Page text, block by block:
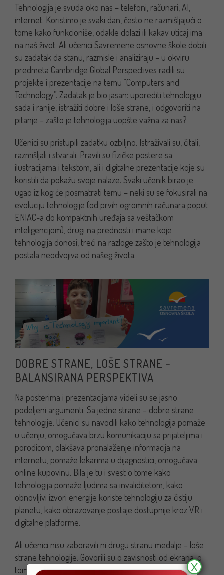
Tehnologija je svuda oko nas – telefoni, računari, AI,
internet. Koristimo je svaki dan, često ne razmišljajući o
tome kako funkcioniše, odakle dolazi ili kakav uticaj ima
na naš život. Ali učenici Savremene osnovne škole dobili
su zadatak da stanu, razmisle i analiziraju – u okviru
predmeta Cambridge Global Perspectives radili su
projekte i prezentacije na temu “Computers and
Technology”. Zadatak je bio jasan: uporediti tehnologiju
sada i ranije, istražiti dobre i loše strane, i odgovoriti na
pitanje – zašto je tehnologija uopšte važna za nas?
Učenici su pristupili zadatku ozbiljno. Istraživali su, čitali,
razmišljali i stvarali. Pravili su fizičke postere sa
ilustracijama i tekstom, ali i digitalne prezentacije koje su
koristili da pokažu svoje nalaze. Svaki učenik birao je
ugao iz kog će posmatrati temu – neki su se fokusirali na
evoluciju tehnologije (od prvih ogromnih računara poput
ENIAC-a do kompaktnih uređaja sa veštačkom
inteligencijom), drugi na prednosti i mane koje
tehnologija donosi, treći na razloge zašto je tehnologija
postala neodvojiva od našeg života.
DOBRE STRANE, LOŠE STRANE –
BALANSIRANA PERSPEKTIVA
Na posterima i prezentacijama videli su se jasno
podeljeni argumenti. Sa jedne strane – dobre strane
tehnologije. Učenici su navodili kako tehnologija pomaže
u učenju, omogućava brzu komunikaciju sa prijateljima i
porodicom, olakšava pronalaženje informacija na
internetu, pomaže lekarima u dijagnostici, omogućava
online kupovinu. Bila je tu i svest o tome kako
tehnologija pomaže ljudima sa invaliditetom, kako
obnovljivi izvori energije koriste tehnologiju za čistiju
planetu, kako obrazovanje postaje dostupnije kroz VR i
digitalne platforme.
Ali učenici nisu zaboravili ni drugu stranu medalje – loše
strane tehnologije. Govorili su o zavisnosti od ekrana, o
tome kako deca provode previše vremena na
X